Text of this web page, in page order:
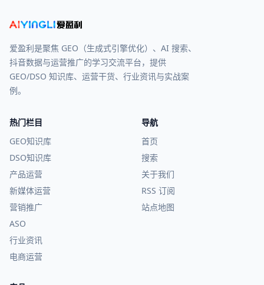
爱盈利是聚焦 GEO（生成式引擎优化）、AI 搜索、
抖音数据与运营推广的学习交流平台，提供
GEO/DSO 知识库、运营干货、行业资讯与实战案
例。
热门栏目
GEO知识库
DSO知识库
产品运营
新媒体运营
营销推广
ASO
行业资讯
电商运营
导航
首页
搜索
关于我们
RSS 订阅
站点地图